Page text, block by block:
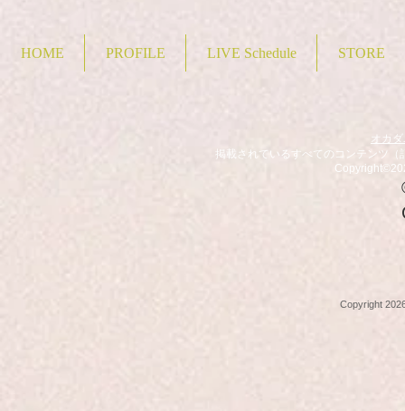
HOME PROFILE LIVE Schedule STORE
オカ
掲載されているすべてのコンテンツ
Copyright